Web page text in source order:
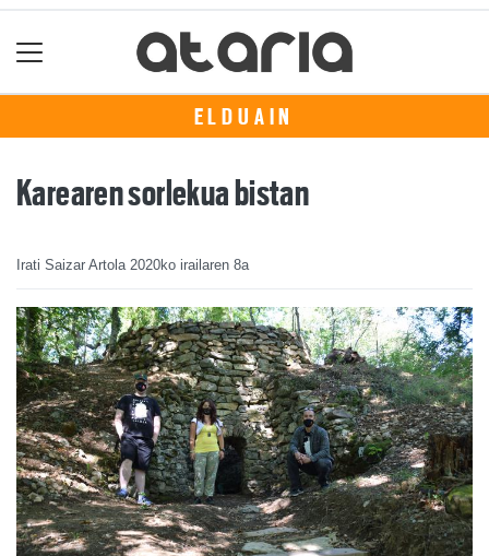
ELDUAIN
Karearen sorlekua bistan
Irati Saizar Artola 2020ko irailaren 8a